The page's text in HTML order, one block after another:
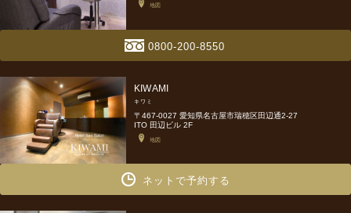
地図
0800-200-8550
KIWAMI
キワミ
〒467-0027 愛知県名古屋市瑞穂区田辺通2-27
ITO 田辺ビル 2F
地図
ネットで予約する